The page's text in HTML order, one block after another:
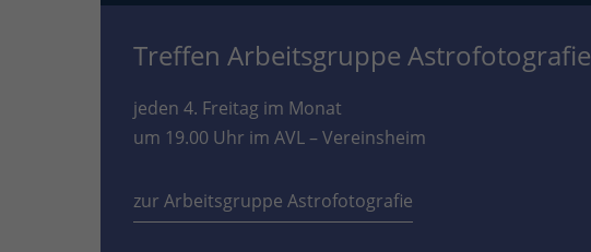
Treffen Arbeitsgruppe Astrofotografie
jeden 4. Freitag im Monat
um 19.00 Uhr im AVL – Vereinsheim
zur Arbeitsgruppe Astrofotografie